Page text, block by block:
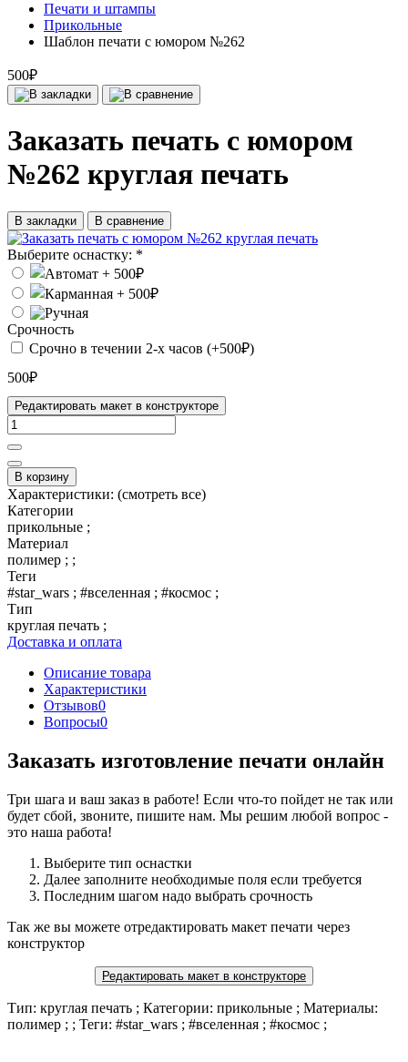
Печати и штампы
Прикольные
Шаблон печати с юмором №262
500₽
Заказать печать с юмором
№262 круглая печать
В закладки В сравнение
Выберите оснастку: *
Срочность
Срочно в течении 2-х часов (+500₽)
500₽
Редактировать макет в конструкторе
В корзину
Характеристики: (смотреть все)
Категории
прикольные ;
Материал
полимер ; ;
Теги
#star_wars ; #вселенная ; #космос ;
Тип
круглая печать ;
Доставка и оплата
Описание товара
Характеристики
Отзывов0
Вопросы0
Заказать изготовление печати онлайн
Три шага и ваш заказ в работе! Если что-то пойдет не так или
будет сбой, звоните, пишите нам. Мы решим любой вопрос -
это наша работа!
Выберите тип оснастки
Далее заполните необходимые поля если требуется
Последним шагом надо выбрать срочность
Так же вы можете отредактировать макет печати через
конструктор
Редактировать макет в конструкторе
Тип: круглая печать ; Категории: прикольные ; Материалы:
полимер ; ; Теги: #star_wars ; #вселенная ; #космос ;